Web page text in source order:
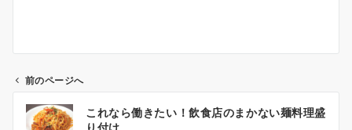
前のページへ
これなら働きたい！飲食店のまかない麺料理盛
り付け